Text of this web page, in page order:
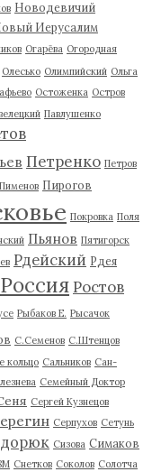
Новодевичий
Иерусалим
Огарёва Огородная
Олесько Олимпийский Ольга
Остоженка Остров
Павлушенко
Петренко Петров
Пименов Пирогов
Покровка Поля
Пьянов Пятигорск
Рдейский Рдея
Россия Ростов
Рыбаков Е. Рысачок
С.Семенов С.Штенцов
кольцо Сальников Сан-
Семейный Доктор
Сергей Кузнецов
Серпухов Сетунь
Сизова Симаков
Снетков Соколов Солотча